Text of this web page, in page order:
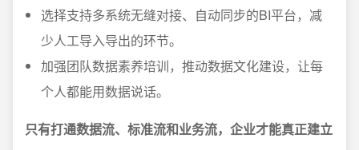
选择支持多系统无缝对接、自动同步的BI平台，减
少人工导入导出的环节。
加强团队数据素养培训，推动数据文化建设，让每
个人都能用数据说话。
只有打通数据流、标准流和业务流，企业才能真正建立